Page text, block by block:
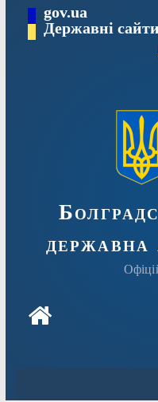
Перейтиgov.ua
Державні
державна